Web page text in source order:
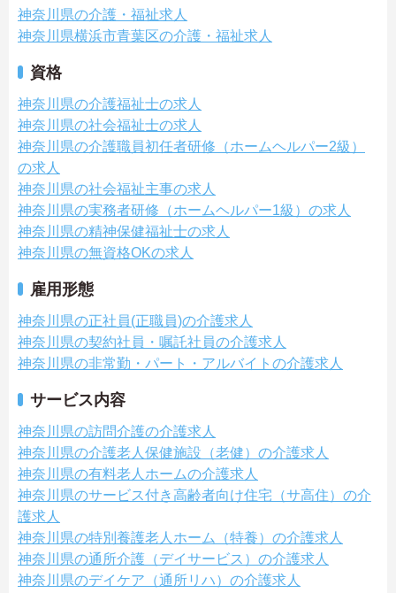
神奈川県の介護・福祉求人
神奈川県横浜市青葉区の介護・福祉求人
資格
神奈川県の介護福祉士の求人
神奈川県の社会福祉士の求人
神奈川県の介護職員初任者研修（ホームヘルパー2級）
の求人
神奈川県の社会福祉主事の求人
神奈川県の実務者研修（ホームヘルパー1級）の求人
神奈川県の精神保健福祉士の求人
神奈川県の無資格OKの求人
雇用形態
神奈川県の正社員(正職員)の介護求人
神奈川県の契約社員・嘱託社員の介護求人
神奈川県の非常勤・パート・アルバイトの介護求人
サービス内容
神奈川県の訪問介護の介護求人
神奈川県の介護老人保健施設（老健）の介護求人
神奈川県の有料老人ホームの介護求人
神奈川県のサービス付き高齢者向け住宅（サ高住）の介
護求人
神奈川県の特別養護老人ホーム（特養）の介護求人
神奈川県の通所介護（デイサービス）の介護求人
神奈川県のデイケア（通所リハ）の介護求人